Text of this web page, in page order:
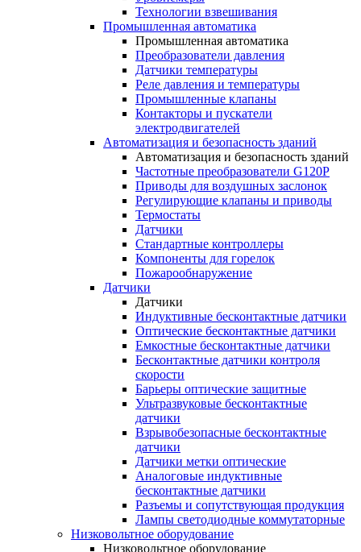
Технологии взвешивания
Промышленная автоматика
Промышленная автоматика
Преобразователи давления
Датчики температуры
Реле давления и температуры
Промышленные клапаны
Контакторы и пускатели
электродвигателей
Автоматизация и безопасность зданий
Автоматизация и безопасность зданий
Частотные преобразователи G120P
Приводы для воздушных заслонок
Регулирующие клапаны и приводы
Термостаты
Датчики
Стандартные контроллеры
Компоненты для горелок
Пожарообнаружение
Датчики
Датчики
Индуктивные бесконтактные датчики
Оптические бесконтактные датчики
Емкостные бесконтактные датчики
Бесконтактные датчики контроля
скорости
Барьеры оптические защитные
Ультразвуковые бесконтактные
датчики
Взрывобезопасные бесконтактные
датчики
Датчики метки оптические
Аналоговые индуктивные
бесконтактные датчики
Разъемы и сопутствующая продукция
Лампы светодиодные коммутаторные
Низковольтное оборудование
Низковольтное оборудование